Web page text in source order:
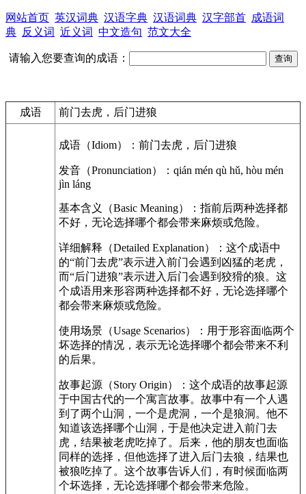
网站首页 英汉词典 汉语字典 汉语词典 汉字部首 成语词
典 反义词 近义词 中文造句 范文大全
请输入您要查询的成语：
成语 前门去虎，后门进狼
成语（Idiom）：前门去虎，后门进狼
发音（Pronunciation）：qián mén qù hǔ, hòu mén
jìn láng
基本含义（Basic Meaning）：指前后两种选择都
不好，无论选择哪个都会带来麻烦或危险。
详细解释（Detailed Explanation）：这个成语中
的“前门去虎”表示进入前门会遇到凶猛的老虎，
而“后门进狼”表示进入后门会遇到狡猾的狼。这
个成语用来形容两种选择都不好，无论选择哪个
都会带来麻烦或危险。
使用场景（Usage Scenarios）：用于形容面临两个
坏选择的情况，表示无论选择哪个都会带来不利
的后果。
故事起源（Story Origin）：这个成语的故事起源
于中国古代的一个寓言故事。故事中有一个人遇
到了两个山洞，一个是虎洞，一个是狼洞。他不
知道该选择哪个山洞，于是他决定进入前门去
虎，结果被老虎吃掉了。后来，他的朋友也面临
同样的选择，但他选择了进入后门去狼，结果也
被狼吃掉了。这个故事告诉人们，有时候面临两
个坏选择，无论选择哪个都会带来危险。